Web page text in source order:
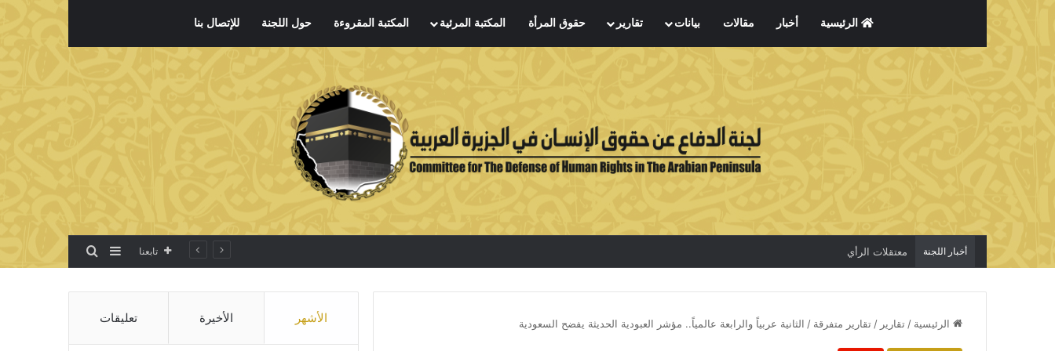
الرئيسية أخبار مقالات بيانات تقارير حقوق المرأة المكتبة المرئية المكتبة المقروءة حول اللجنة للإتصال بنا
أخبار اللجنة معتقلات الرأي تابعنا إضافة عمود جانبي
بحث عن
الرئيسية / تقارير / تقارير متفرقة / الثانية عربياً والرابعة عالمياً.. مؤشر العبودية الحديثة يفضح السعودية الأشهر الأخيرة تعليقات